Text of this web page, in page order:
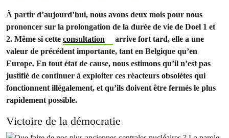
À partir d’aujourd’hui, nous avons deux mois pour nous
prononcer sur la prolongation de la durée de vie de Doel 1 et
2. Même si cette consultation
arrive fort tard, elle a une
valeur de précédent importante, tant en Belgique qu’en
Europe. En tout état de cause, nous estimons qu’il n’est pas
justifié de continuer à exploiter ces réacteurs obsolètes qui
fonctionnent illégalement, et qu’ils doivent être fermés le plus
rapidement possible.
Victoire de la démocratie